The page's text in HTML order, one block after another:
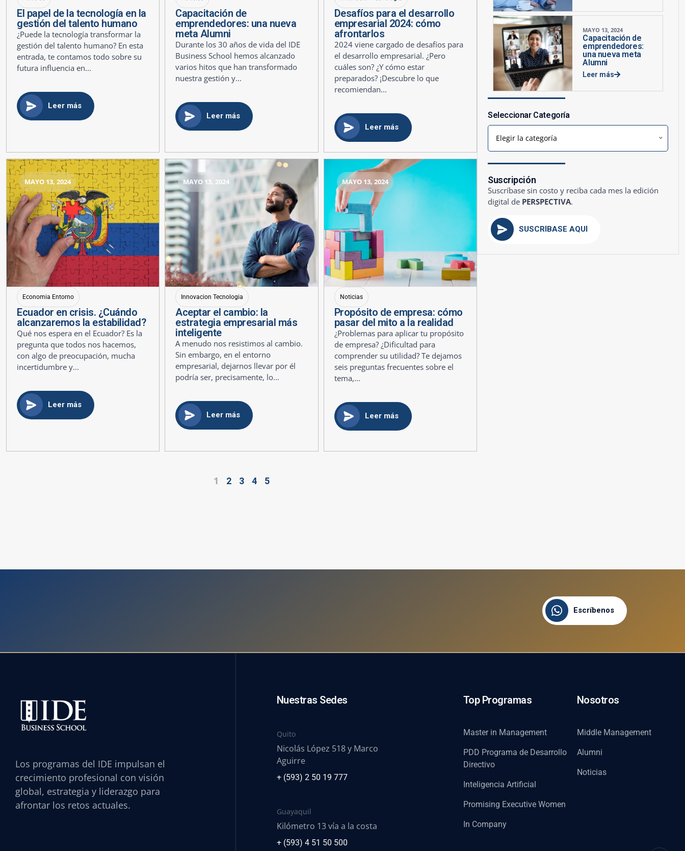
El papel de la tecnología en la
gestión del talento humano
¿Puede la tecnología transformar la
gestión del talento humano? En esta
entrada, te contamos todo sobre su
futura influencia en...
Leer más
Capacitación de
emprendedores: una nueva
meta Alumni
Durante los 30 años de vida del IDE
Business School hemos alcanzado
varios hitos que han transformado
nuestra gestión y...
Leer más
Desafíos para el desarrollo
empresarial 2024: cómo
afrontarlos
2024 viene cargado de desafíos para
el desarrollo empresarial. ¿Pero
cuáles son? ¿Y cómo estar
preparados? ¡Descubre lo que
recomiendan...
Leer más
MAYO 13, 2024
Economia Entorno
Ecuador en crisis. ¿Cuándo
alcanzaremos la estabilidad?
Qué nos espera en el Ecuador? Es la
pregunta que todos nos hacemos,
con algo de preocupación, mucha
incertidumbre y...
Leer más
MAYO 13, 2024
Innovacion Tecnologia
Aceptar el cambio: la
estrategia empresarial más
inteligente
A menudo nos resistimos al cambio.
Sin embargo, en el entorno
empresarial, dejarnos llevar por él
podría ser, precisamente, lo...
Leer más
MAYO 13, 2024
Noticias
Propósito de empresa: cómo
pasar del mito a la realidad
¿Problemas para aplicar tu propósito
de empresa? ¿Dificultad para
comprender su utilidad? Te dejamos
seis preguntas frecuentes sobre el
tema,...
Leer más
1 2 3 4 5
MAYO 13, 2024
Capacitación de
emprendedores:
una nueva meta
Alumni
Leer más
Seleccionar Categoría
Elegir la categoría
Suscripción
Suscríbase sin costo y reciba cada mes la edición
digital de PERSPECTIVA.
SUSCRÍBASE AQUÍ
Escríbenos
Los programas del IDE impulsan el
crecimiento profesional con visión
global, estrategia y liderazgo para
afrontar los retos actuales.
Nuestras Sedes
Quito
Nicolás López 518 y Marco
Aguirre
+ (593) 2 50 19 777
Guayaquil
Kilómetro 13 vía a la costa
+ (593) 4 51 50 500
Top Programas
Master in Management
PDD Programa de Desarrollo
Directivo
Inteligencia Artificial
Promising Executive Women
In Company
Nosotros
Middle Management
Alumni
Noticias